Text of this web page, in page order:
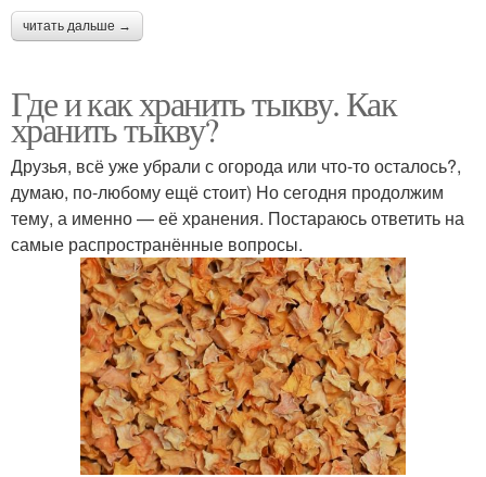
читать дальше →
Где и как хранить тыкву. Как
хранить тыкву?
Друзья, всё уже убрали с огорода или что-то осталось?,
думаю, по-любому ещё стоит) Но сегодня продолжим
тему, а именно — её хранения. Постараюсь ответить на
самые распространённые вопросы.